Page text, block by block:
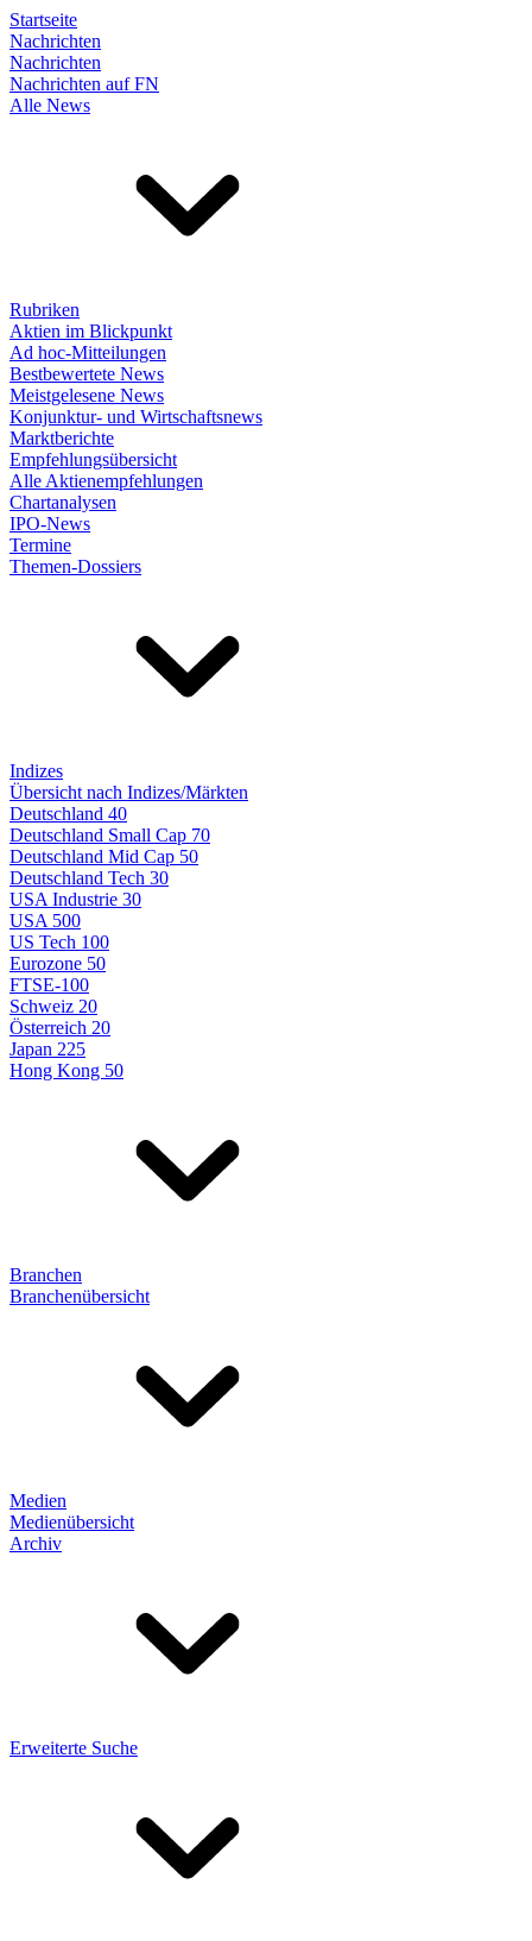
Startseite
Nachrichten
Nachrichten
Nachrichten auf FN
Alle News
Rubriken
Aktien im Blickpunkt
Ad hoc-Mitteilungen
Bestbewertete News
Meistgelesene News
Konjunktur- und Wirtschaftsnews
Marktberichte
Empfehlungsübersicht
Alle Aktienempfehlungen
Chartanalysen
IPO-News
Termine
Themen-Dossiers
Indizes
Übersicht nach Indizes/Märkten
Deutschland 40
Deutschland Small Cap 70
Deutschland Mid Cap 50
Deutschland Tech 30
USA Industrie 30
USA 500
US Tech 100
Eurozone 50
FTSE-100
Schweiz 20
Österreich 20
Japan 225
Hong Kong 50
Branchen
Branchenübersicht
Medien
Medienübersicht
Archiv
Erweiterte Suche